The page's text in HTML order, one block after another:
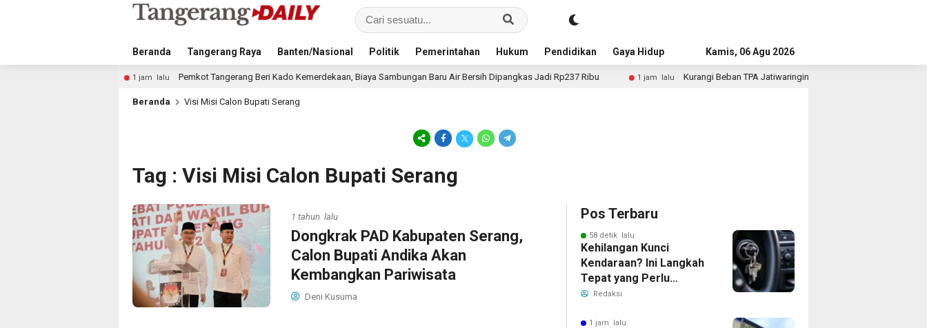
Beranda Tangerang Raya Banten/Nasional Politik Pemerintahan Hukum Pendidikan Gaya Hidup AdvertorialKamis, 06 Agu 2026
Pemkot Tangerang Beri Kado Kemerdekaan, Biaya Sambungan Baru Air Bersih Dipangkas Jadi Rp237 Ribu 1 jam lalu Kurangi Beban TPA Jatiwaringin, Pemkab Tangerang Siapkan TPS3R Baru di Tigaraksa
Beranda Visi Misi Calon Bupati Serang
Tag : Visi Misi Calon Bupati Serang
1 tahun lalu
Dongkrak PAD Kabupaten Serang,
Calon Bupati Andika Akan
Kembangkan Pariwisata
Deni Kusuma
Pos Terbaru
58 detik lalu
Kehilangan Kunci
Kendaraan? Ini Langkah
Tepat yang Perlu
Dilakukan
Redaksi
1 jam lalu